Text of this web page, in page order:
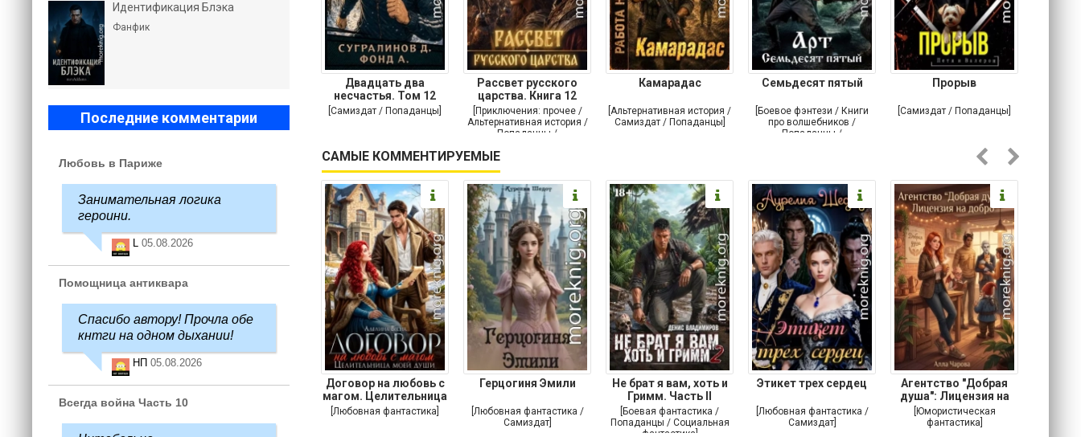
Двадцать два
несчастья. Том 12
[Самиздат / Попаданцы]
Рассвет русского
царства. Книга 12
[Приключения: прочее /
Альтернативная история /
Попаданцы /
приключения]
Камарадас
[Альтернативная история /
Самиздат / Попаданцы]
Семьдесят пятый
[Боевое фэнтези / Книги
про волшебников /
Попаданцы /
Прорыв
[Самиздат / Попаданцы]
САМЫЕ КОММЕНТИРУЕМЫЕ
Договор на любовь с
магом. Целительница
моей души
[Любовная фантастика]
Герцогиня Эмили
[Любовная фантастика /
Самиздат]
Не брат я вам, хоть и
Гримм. Часть II
[Боевая фантастика /
Попаданцы / Социальная
фантастика]
Этикет трех сердец
[Любовная фантастика /
Самиздат]
Агентство "Добрая
душа": Лицензия на
добро
[Юмористическая
фантастика]
Идентификация Блэка
Фанфик
Последние комментарии
Любовь в Париже
Занимательная логика
героини.
L 05.08.2026
Помощница антиквара
Спасибо автору! Прочла обе
кнтги на одном дыхании!
НП 05.08.2026
Всегда война Часть 10